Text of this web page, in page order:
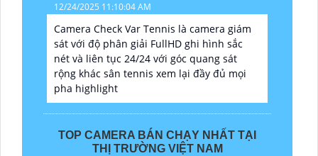
12/24/2025 11:10:04 AM
Camera Check Var Tennis là camera giám
sát với độ phân giải FullHD ghi hình sắc
nét và liên tục 24/24 với góc quang sát
rộng khác sân tennis xem lại đầy đủ mọi
pha highlight
TOP CAMERA BÁN CHẠY NHẤT TẠI
THỊ TRƯỜNG VIỆT NAM